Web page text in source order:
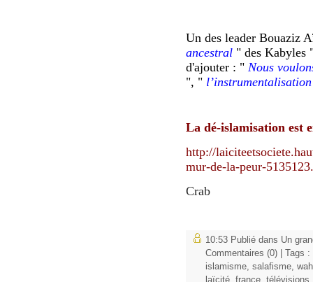
Un des leader Bouaziz
ancestral " des Kabyles
d'ajouter : " Nous
", "
La dé-islamisation est
http://
mur-de-la-peur-
Crab
10:53 Publié dans Un
Commentaires (0) | Tags :
islamisme, salafisme,
laïcité, france,